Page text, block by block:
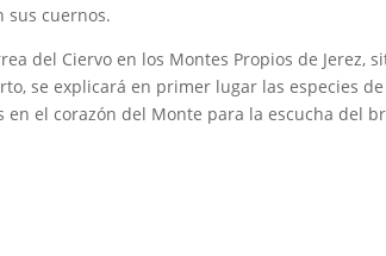
sus cuernos.
del Ciervo en los Montes Propios de Jerez,
se explicará en primer lugar las especies
el corazón del Monte para la escucha del